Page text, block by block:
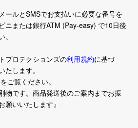
ールとSMSでお支払いに必要な番号を
ニまたは銀行ATM (Pay-easy) で10日後
プロテクションズの利用規約に基づ
たします。
をご覧ください。
物です。商品発送後のご案内までお振
願いいたします』